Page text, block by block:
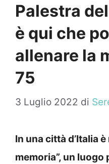
Palestra
è qui che
allenare la
75
3 Luglio 2022 di
In una città d’Italia
memoria”, un luogo